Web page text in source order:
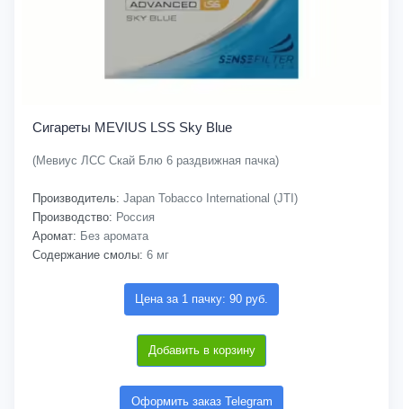
Сигареты MEVIUS LSS Sky Blue
(Мевиус ЛСС Скай Блю 6 раздвижная пачка)
Производитель: Japan Tobacco International (JTI)
Производство: Россия
Аромат: Без аромата
Содержание смолы: 6 мг
Цена за 1 пачку: 90 руб.
Добавить в корзину
Оформить заказ Telegram